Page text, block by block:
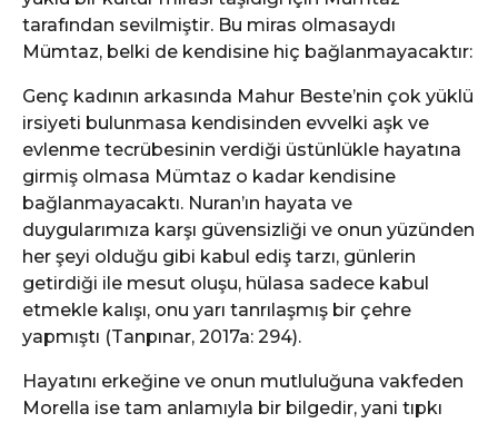
tarafından sevilmiştir. Bu miras olmasaydı
Mümtaz, belki de kendisine hiç bağlanmayacaktır:
Genç kadının arkasında Mahur Beste’nin çok yüklü
irsiyeti bulunmasa kendisinden evvelki aşk ve
evlenme tecrübesinin verdiği üstünlükle hayatına
girmiş olmasa Mümtaz o kadar kendisine
bağlanmayacaktı. Nuran’ın hayata ve
duygularımıza karşı güvensizliği ve onun yüzünden
her şeyi olduğu gibi kabul ediş tarzı, günlerin
getirdiği ile mesut oluşu, hülasa sadece kabul
etmekle kalışı, onu yarı tanrılaşmış bir çehre
yapmıştı (Tanpınar, 2017a: 294).
Hayatını erkeğine ve onun mutluluğuna vakfeden
Morella ise tam anlamıyla bir bilgedir, yani tıpkı